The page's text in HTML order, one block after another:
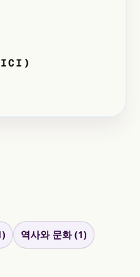
역사와 문화 (1)